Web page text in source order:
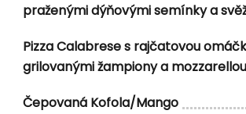
praženými dýňovými semínky a
Pizza Calabrese s rajčatovou
grilovanými žampiony a mozzarellou
Čepovaná Kofola/Mango